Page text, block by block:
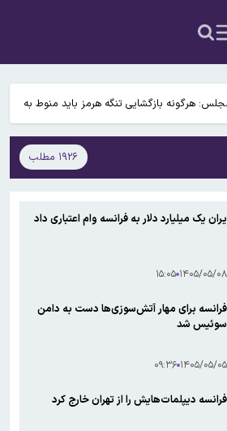
زیست زیرآبی برای پژوهشگران رونمایی کرد
رقم کالابرگ یک میلیون تومانی چه
هرگونه بازگشایی تنگه هرمز باید منوط به
باشد
آینده برگزار می‌شود
سنگین در این جاده شمالی
زیست زیرآبی برای پژوهشگران رونمایی کرد
رقم کالابرگ یک میلیون تومانی چه
۱۹۲۶ مطلب
یران یک میلیارد دلار به فرانسه وام اعتباری داد
۱۴۰۵/۰۵/۰۸ ۱۵:۰۵
فرانسه برای مهار آتش‌سوزی‌ها دست به دامن
سوئیس شد
۱۴۰۵/۰۵/۰۵ ۰۹:۳۶
فرانسه دیپلمات‌هایش را از تهران خارج کرد